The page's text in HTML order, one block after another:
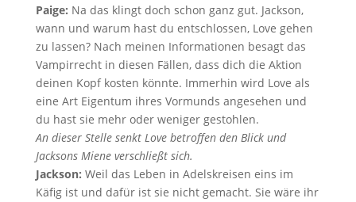
Paige: Na das klingt doch schon ganz gut. Jackson,
wann und warum hast du entschlossen, Love gehen
zu lassen? Nach meinen Informationen besagt das
Vampirrecht in diesen Fällen, dass dich die Aktion
deinen Kopf kosten könnte. Immerhin wird Love als
eine Art Eigentum ihres Vormunds angesehen und
du hast sie mehr oder weniger gestohlen.
An dieser Stelle senkt Love betroffen den Blick und
Jacksons Miene verschließt sich.
Jackson: Weil das Leben in Adelskreisen eins im
Käfig ist und dafür ist sie nicht gemacht. Sie wäre ihr